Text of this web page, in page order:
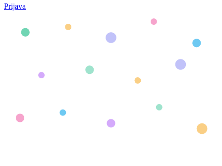
Prijava